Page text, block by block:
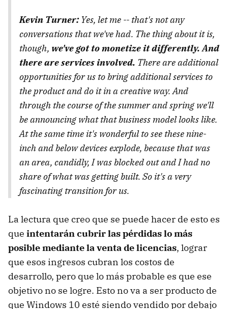
Kevin Turner:Yes, let me -- that's not any
conversations that we've had. The thing about it is,
though, we've got to monetize it differently. And
there are services involved. There are additional
opportunities for us to bring additional services to
the product and do it in a creative way. And
through the course of the summer and spring we'll
be announcing what that business model looks like.
At the same time it's wonderful to see these nine-
inch and below devices explode, because that was
an area, candidly, I was blocked out and I had no
share of what was getting built. So it's a very
fascinating transition for us.
La lectura que creo que se puede hacer de esto es
que intentarán cubrir las pérdidas lo más
posible mediante la venta de licencias, lograr
que esos ingresos cubran los costos de
desarrollo, pero que lo más probable es que ese
objetivo no se logre. Esto no va a ser producto de
que Windows 10 esté siendo vendido por debajo